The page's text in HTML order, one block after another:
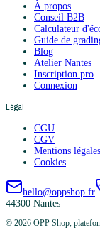
À propos
Conseil B2B
Calculateur
Guide de
Blog
Atelier Nantes
Inscription pro
Connexion
Légal
CGU
CGV
Mentions légales
Cookies
hello@oppshop.fr
44300 Nantes
© 2026 OPP Shop,